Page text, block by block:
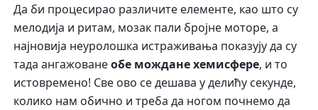
Да би процесирао различите елементе, као што су
мелодија и ритам, мозак пали бројне моторе, а
најновија неуролошка истраживања показују да су
тада ангажованеобе мождане хемисфере, и то
истовремено! Све ово се дешава у делићу секунде,
колико нам обично и треба да ногом почнемо да